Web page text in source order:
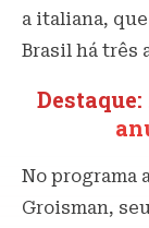
a italiana,
Brasil há três
Destaque:
No programa
Groisman,